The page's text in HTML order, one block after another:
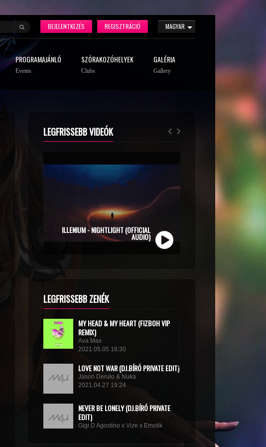
MAGYAR
REGISZTRÁCIÓ
BEJELENTKEZÉS
PROGRAMAJÁNLÓ
Events
SZÓRAKOZÓHELYEK
Clubs
GALÉRIA
Gallery
LEGFRISSEBB VIDEÓK
ILLENIUM - NIGHTLIGHT (OFFICIAL
AUDIO)
ZOLI VEKONY X CALIDORA - MINDIG NYÁR
(OFFICIAL MUSIC VIDEO)
LEGFRISSEBB ZENÉK
MY HEAD & MY HEART (FIZBOH VIP
REMIX)
Ava Max
2021.05.05 16:30
LOVE NOT WAR (DJ.BÍRÓ PRIVATE EDIT)
Jason Derulo & Nuka
2021.04.27 19:24
NEVER BE LONELY (DJ.BÍRÓ PRIVATE
EDIT)
Gigi D Agostino x Vize x Emotik